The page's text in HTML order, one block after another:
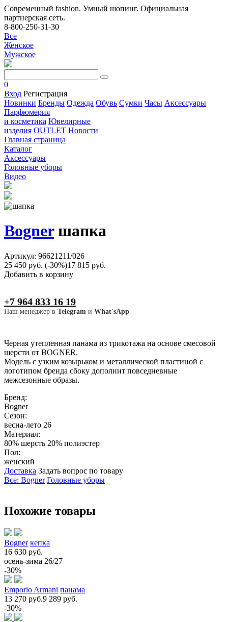
Современный fashion. Умный шопинг. Официальная
партнерская сеть.
8-800-250-31-30
Все
Женское
Мужское
0
Вход Регистрация
Новинки Бренды Одежда Обувь Сумки Часы Аксессуары
Парфюмерия
и косметика Ювелирные
изделия OUTLET Новости
Главная страница
Каталог
Аксессуары
Головные уборы
Видео
Bognerшапка
Артикул: 96621211/026
25 450 руб. (-30%)17 815 руб.
Добавить в корзину
+7 964 833 16 19
Наш менеджер в Telegram и What'sApp
Черная утепленная панама из трикотажа на основе смесовой
шерсти от BOGNER.
Модель с узким козырьком и металлической пластиной с
логотипом бренда сбоку дополнит повседневные
межсезонные образы.
Бренд:
Bogner
Сезон:
весна-лето 26
Материал:
80% шерсть 20% полиэстер
Пол:
женский
Доставка Задать вопрос по товару
Все: Bogner Головные уборы
Похожие товары
Bogner кепка
16 630 руб.
осень-зима 26/27
-30%
Emporio Armani панама
13 270 руб.9 289 руб.
-30%